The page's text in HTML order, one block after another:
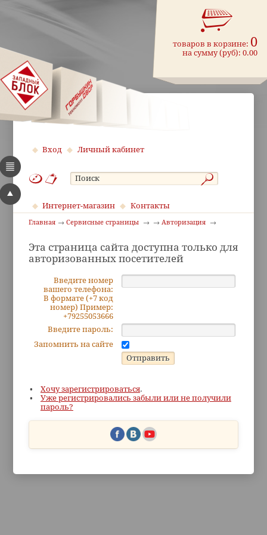
товаров в корзине: 0
на сумму (руб):0.00
Вход Личный кабинет
Интернет-магазин Контакты
Главная Сервисные страницы Авторизация
Эта страница сайта доступна только для
авторизованных посетителей
Введите номер
вашего телефона:
В формате (+7 код
номер) Пример:
+79255053666
Введите пароль:
Запомнить на сайте
Хочу зарегистрироваться.
Уже регистрировались забыли или не получили
пароль?